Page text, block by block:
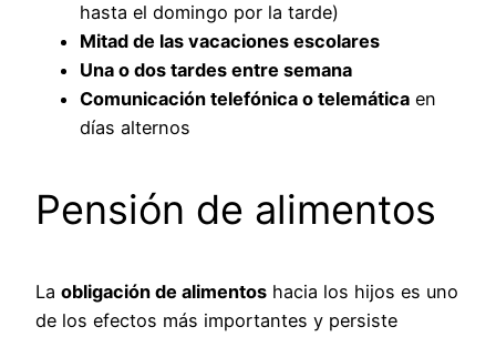
hasta el domingo por la tarde)
Mitad de las vacaciones escolares
Una o dos tardes entre semana
Comunicación telefónica o telemática en
días alternos
Pensión de alimentos
La obligación de alimentos hacia los hijos es uno
de los efectos más importantes y persiste